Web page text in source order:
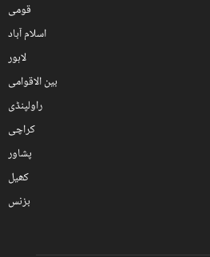
قومی
اسلام آباد
لاہور
بین الاقوامی
راولپنڈی
کراچی
پشاور
کھیل
بزنس